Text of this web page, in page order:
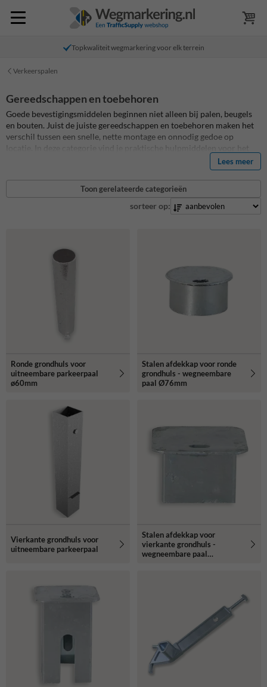
Topkwaliteit wegmarkering voor elk terrein
Verkeerspalen
Gereedschappen en toebehoren
Goede bevestigingsmiddelen beginnen niet alleen bij palen, beugels
en bouten. Juist de juiste gereedschappen en toebehoren maken het
verschil tussen een snelle, nette montage en onnodig gedoe op
locatie. In deze categorie vind je praktische hulpmiddelen voor het
plaatsen, vastzetten, afwerken, onderhouden en beveiligen van
verkeersborden, afzetpalen en andere terreinproducten. Denk aan
sleutels voor grondpotsystemen, bevestigingssets voor vloermontage,
anti-diefstal gereedschap, montagestrips, betonpoeren en kleine
accessoires die ervoor zorgen dat een plaatsing technisch klopt en
Lees meer
Toon gerelateerde categorieën
sorteer op:
Ronde grondhuls voor
uitneembare parkeerpaal
ø60mm
Stalen afdekkap voor ronde
grondhuls - wegneembare
paal Ø76mm
Vierkante grondhuls voor
uitneembare parkeerpaal
Stalen afdekkap voor
vierkante grondhuls -
wegneembare paal